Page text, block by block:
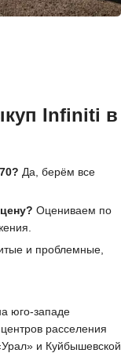
Infiniti в
Да, берём все
Оцениваем по
и проблемные,
юго-западе
расселения
и Куйбышевской